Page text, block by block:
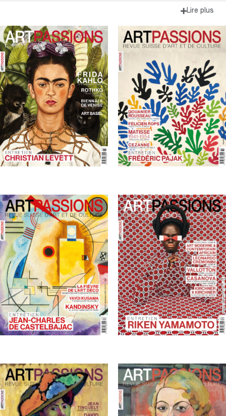
Lire plus